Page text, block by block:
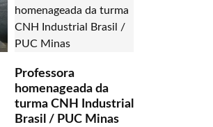
Professora
homenageada da
turma CNH Industrial
Brasil / PUC Minas